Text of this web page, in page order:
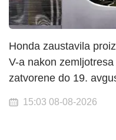
Honda zaustavila
V-a nakon
zatvorene do 19.
15:03 08-08-2026